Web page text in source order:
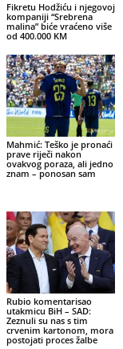
Fikretu Hodžiću i njegovoj
kompaniji “Srebrena
malina” biće vraćeno više
od 400.000 KM
Mahmić: Teško je pronaći
prave riječi nakon
ovakvog poraza, ali jedno
znam – ponosan sam
Rubio komentarisao
utakmicu BiH – SAD:
Zeznuli su nas s tim
crvenim kartonom, mora
postojati proces žalbe